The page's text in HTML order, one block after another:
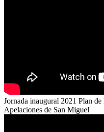
Jornada inaugural 2021 Plan
Apelaciones de San Miguel